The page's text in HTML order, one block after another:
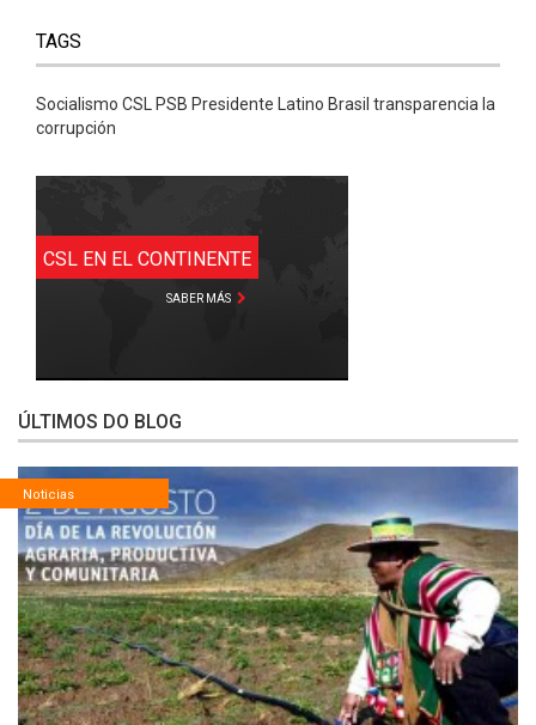
TAGS
Socialismo CSL PSB Presidente Latino Brasil transparencia la
corrupción
CSL EN EL CONTINENTE
SABER MÁS
ÚLTIMOS DO BLOG
Noticias